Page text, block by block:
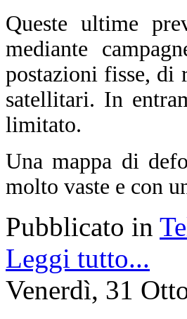
Queste ultime
mediante
postazioni fisse, di
satellitari. In
limitato.
Una mappa di
molto vaste e con
Pubblicato in
Leggi tutto...
Venerdì, 31